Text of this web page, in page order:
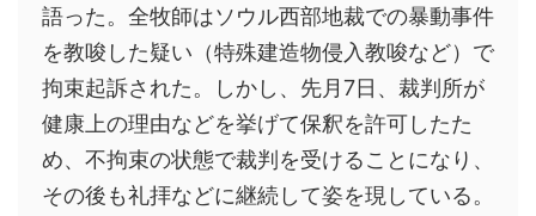
語った。全牧師はソウル西部地裁での暴動事件
を教唆した疑い（特殊建造物侵入教唆など）で
拘束起訴された。しかし、先月7日、裁判所が
健康上の理由などを挙げて保釈を許可したた
め、不拘束の状態で裁判を受けることになり、
その後も礼拝などに継続して姿を現している。